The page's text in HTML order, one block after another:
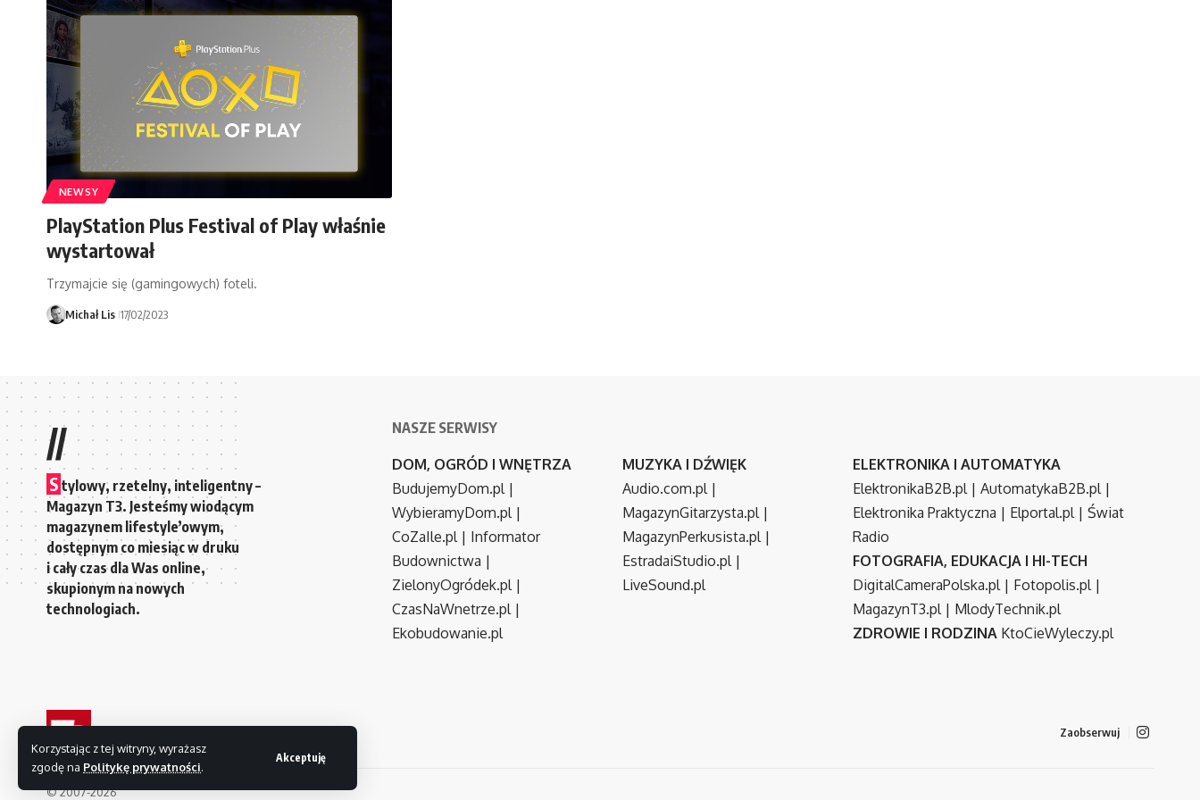
Korzystając z tej witryny, wyrażasz
zgodę na Politykę prywatności.
Akceptuję
NEWSY
PlayStation Plus Festival of Play właśnie
wystartował
Trzymajcie się (gamingowych) foteli.
Michał Lis 17/02/2023
//
S tylowy, rzetelny, inteligentny –
Magazyn T3. Jesteśmy wiodącym
magazynem lifestyle’owym,
dostępnym co miesiąc w druku
i cały czas dla Was online,
skupionym na nowych
technologiach.
NASZE SERWISY
DOM, OGRÓD I WNĘTRZA
BudujemyDom.pl|
WybieramyDom.pl|
CoZaIle.pl| Informator
Budownictwa |
ZielonyOgródek.pl|
CzasNaWnetrze.pl|
Ekobudowanie.pl
MUZYKA I DŹWIĘK
Audio.com.pl|
MagazynGitarzysta.pl|
MagazynPerkusista.pl|
EstradaiStudio.pl|
LiveSound.pl
ELEKTRONIKA I AUTOMATYKA
ElektronikaB2B.pl| AutomatykaB2B.pl|
Elektronika Praktyczna | Elportal.pl| Świat
Radio
FOTOGRAFIA, EDUKACJA I HI-TECH
DigitalCameraPolska.pl| Fotopolis.pl|
MagazynT3.pl| MlodyTechnik.pl
ZDROWIE I RODZINA KtoCieWyleczy.pl
Zaobserwuj
© 2007-2026